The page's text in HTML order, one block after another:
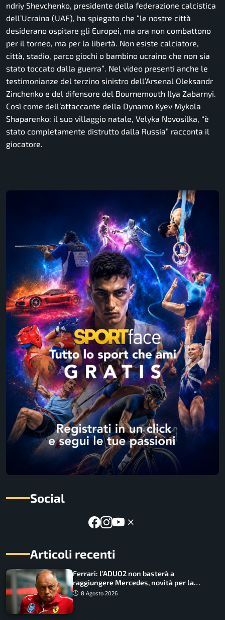
ndriy Shevchenko, presidente della federazione calcistica
dell’Ucraina (UAF), ha spiegato che “le nostre città
desiderano ospitare gli Europei, ma ora non combattono
per il torneo, ma per la libertà. Non esiste calciatore,
città, stadio, parco giochi o bambino ucraino che non sia
stato toccato dalla guerra”. Nel video presenti anche le
testimonianze del terzino sinistro dell’Arsenal Oleksandr
Zinchenko e del difensore del Bournemouth Ilya Zabarnyi.
Così come dell’attaccante della Dynamo Kyev Mykola
Shaparenko: il suo villaggio natale, Velyka Novosilka, “è
stato completamente distrutto dalla Russia” racconta il
giocatore.
Social
Articoli recenti
Ferrari: l’ADUO2 non basterà a
raggiungere Mercedes, novità per la
Macarena
8 Agosto 2026